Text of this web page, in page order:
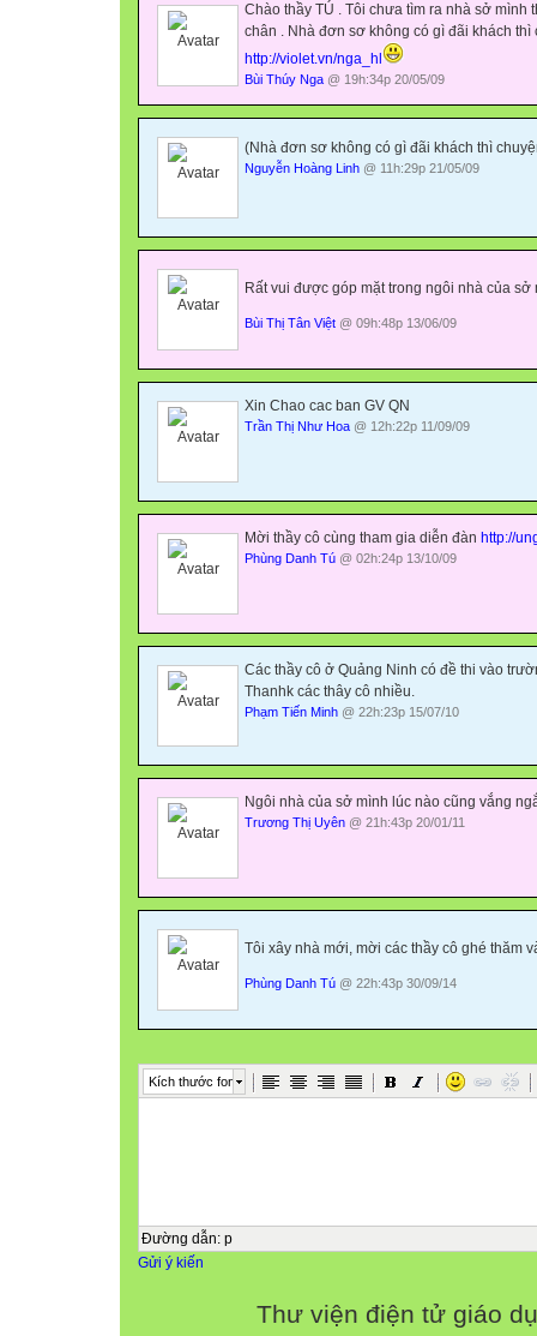
Chào thầy TÚ . Tôi chưa tìm ra nhà sở mình
chân . Nhà đơn sơ không có gì đãi khách thì
http://violet.vn/nga_hl
Bùi Thúy Nga @ 19h:34p 20/05/09
(Nhà đơn sơ không có gì đãi khách thì
Nguyễn Hoàng Linh @ 11h:29p 21/05/09
Rất vui được góp mặt trong ngôi nhà của sở
Bùi Thị Tân Việt @ 09h:48p 13/06/09
Xin Chao cac ban GV QN
Trần Thị Như Hoa @ 12h:22p 11/09/09
Mời thầy cô cùng tham gia diễn đàn http://
Phùng Danh Tú @ 02h:24p 13/10/09
Các thầy cô ở Quảng Ninh có đề thi vào
Thanhk các thây cô nhiều.
Phạm Tiến Minh @ 22h:23p 15/07/10
Ngôi nhà của sở mình lúc nào cũng vắng
Trương Thị Uyên @ 21h:43p 20/01/11
Tôi xây nhà mới, mời các thầy cô ghé thăm
Phùng Danh Tú @ 22h:43p 30/09/14
Kích thước font
Đường dẫn: p
Gửi ý kiến
Thư viện điện tử giáo